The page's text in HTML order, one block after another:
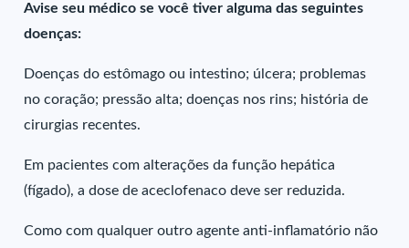
Avise seu médico se você tiver alguma das seguintes
doenças:
Doenças do estômago ou intestino; úlcera; problemas
no coração; pressão alta; doenças nos rins; história de
cirurgias recentes.
Em pacientes com alterações da função hepática
(fígado), a dose de aceclofenaco deve ser reduzida.
Como com qualquer outro agente anti-inflamatório não